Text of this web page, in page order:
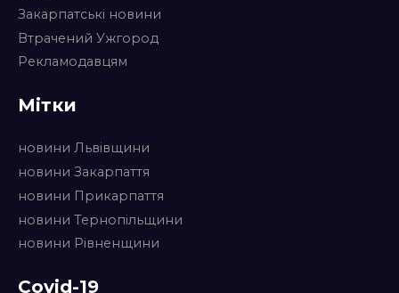
Закарпатські новини
Втрачений Ужгород
Рекламодавцям
Мітки
новини Львівщини
новини Закарпаття
новини Прикарпаття
новини Тернопільщини
новини Рівненщини
Covid-19